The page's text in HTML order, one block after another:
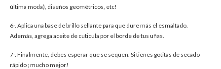
última moda), diseños geométricos, etc!
6-. Aplica una base de brillo sellante para que dure más el esmaltado.
Además, agrega aceite de cuticula por el borde de tus uñas.
7-. Finalmente, debes esperar que se sequen. Si tienes gotitas de secado
rápido ¡mucho mejor!